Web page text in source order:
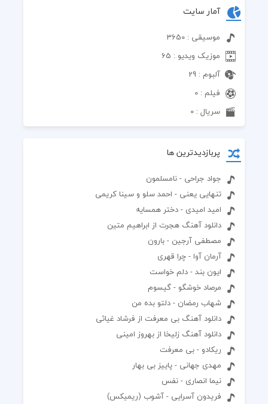
آمار سایت
موسیقی : 3650
موزیک ویدیو : 65
آلبوم : 29
فیلم : 0
سریال : 0
پربازدیدترین ها
جواد جراحی - نامسلمون
تنهایی یعنی - احمد سلو و سینا کریمی
امید امیدی - دختر همسایه
دانلود آهنگ هجرت از ابراهیم متین
مصطفی آرجین - بارون
آرمان آوا - چرا قهری
ایون بند - دلم خواست
مرصاد خوشگو - گیسوم
شهاب رمضان - دلتو بده من
دانلود آهنگ بی معرفت از فرشاد غیاثی
دانلود آهنگ زلیخا از بهروز امینی
ریکادو - بی معرفت
مهدی جهانی - پاییز بی بهار
نیما انصاری - نفس
فریدون آسرایی - آشوب (ریمیکس)